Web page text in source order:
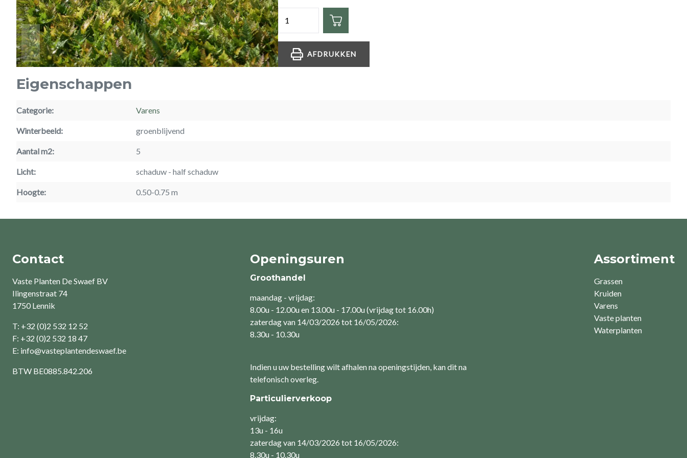
AFDRUKKEN
Eigenschappen
Categorie Varens
Winterbeeld groenblijvend
Aantal m2 5
Licht schaduw half schaduw
Hoogte 0.50-0.75 m
Contact
Vaste Planten De Swaef BV
Ilingenstraat 74
1750 Lennik
T: +32 (0)2 532 12 52
F: +32 (0)2 532 18 47
E: info@vasteplantendeswaef.be
BTW BE0885.842.206
Openingsuren
Groothandel
maandag - vrijdag:
8.00u - 12.00u en 13.00u - 17.00u (vrijdag tot 16.00h)
zaterdag van 14/03/2026 tot 16/05/2026:
8.30u - 10.30u
Indien u uw bestelling wilt afhalen na openingstijden, kan dit na
telefonisch overleg.
Particulierverkoop
vrijdag:
13u - 16u
zaterdag van 14/03/2026 tot 16/05/2026:
8.30u - 10.30u
Assortiment
Grassen
Kruiden
Varens
Vaste planten
Waterplanten